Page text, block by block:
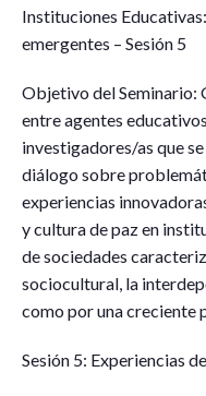
Instituciones
emergentes – Sesión 5
Objetivo del Seminario:
entre agentes
investigadores/as que
diálogo sobre
experiencias
y cultura de paz en
de sociedades
sociocultural, la
como por una creciente
Sesión 5: Experiencias